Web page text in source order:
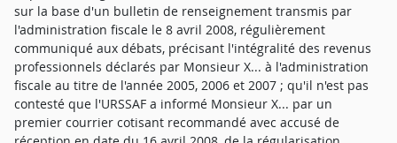
sur la base d'un bulletin de renseignement transmis par
l'administration fiscale le 8 avril 2008, régulièrement
communiqué aux débats, précisant l'intégralité des revenus
professionnels déclarés par Monsieur X... à l'administration
fiscale au titre de l'année 2005, 2006 et 2007 ; qu'il n'est pas
contesté que l'URSSAF a informé Monsieur X... par un
premier courrier cotisant recommandé avec accusé de